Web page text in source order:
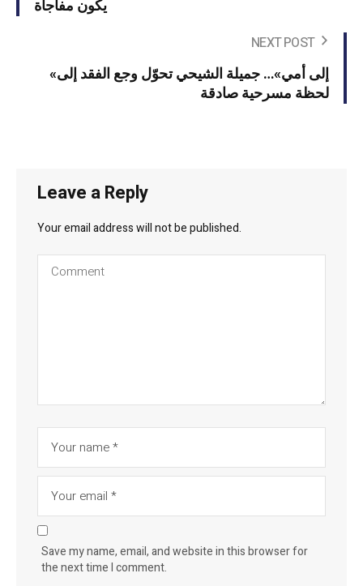
يكون مفاجأة
NEXT POST
«إلى أمي»… جميلة الشيحي تحوّل وجع الفقد إلى
لحظة مسرحية صادقة
Leave a Reply
Your email address will not be published.
Save my name, email, and website in this browser for
the next time I comment.